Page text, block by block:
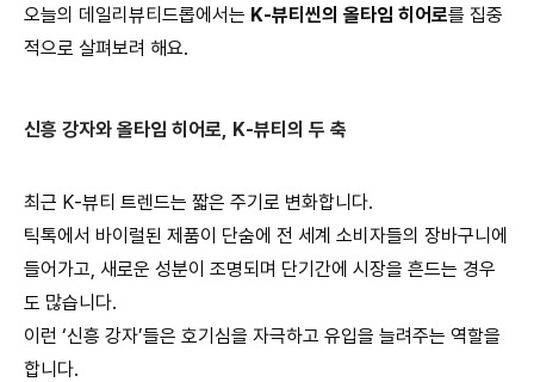
오늘의 데일리뷰티드롭에서는 K-뷰티씬의 올타임 히어로를 집중
적으로 살펴보려 해요.
신흥 강자와 올타임 히어로, K-뷰티의 두 축
최근 K-뷰티 트렌드는 짧은 주기로 변화합니다.
틱톡에서 바이럴된 제품이 단숨에 전 세계 소비자들의 장바구니에
들어가고, 새로운 성분이 조명되며 단기간에 시장을 흔드는 경우
도 많습니다.
이런 ‘신흥 강자’들은 호기심을 자극하고 유입을 늘려주는 역할을
합니다.